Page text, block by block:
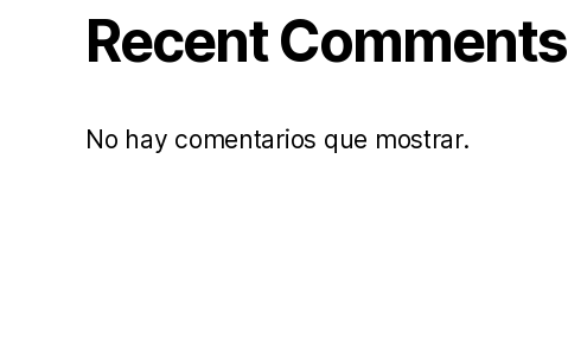
Recent Comments
No hay comentarios que mostrar.